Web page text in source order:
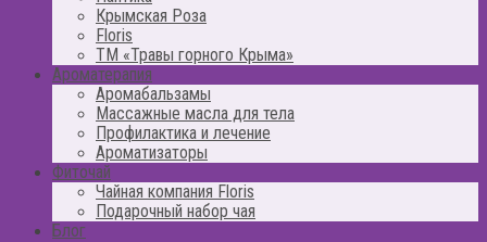
Крымская Роза
Floris
ТМ «Травы горного Крыма»
Ароматерапия
Аромабальзамы
Массажные масла для тела
Профилактика и лечение
Ароматизаторы
Фиточай
Чайная компания Floris
Подарочный набор чая
Блог